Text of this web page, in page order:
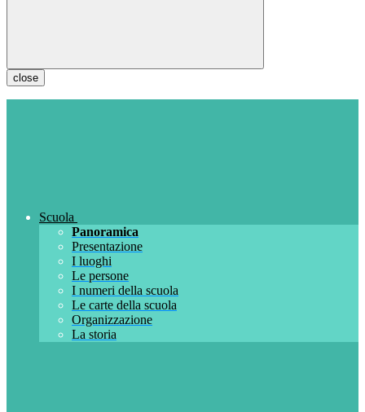
close
Scuola
Panoramica
Presentazione
I luoghi
Le persone
I numeri della scuola
Le carte della scuola
Organizzazione
La storia